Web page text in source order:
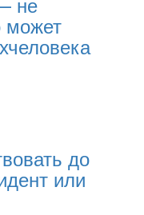
может
до
или